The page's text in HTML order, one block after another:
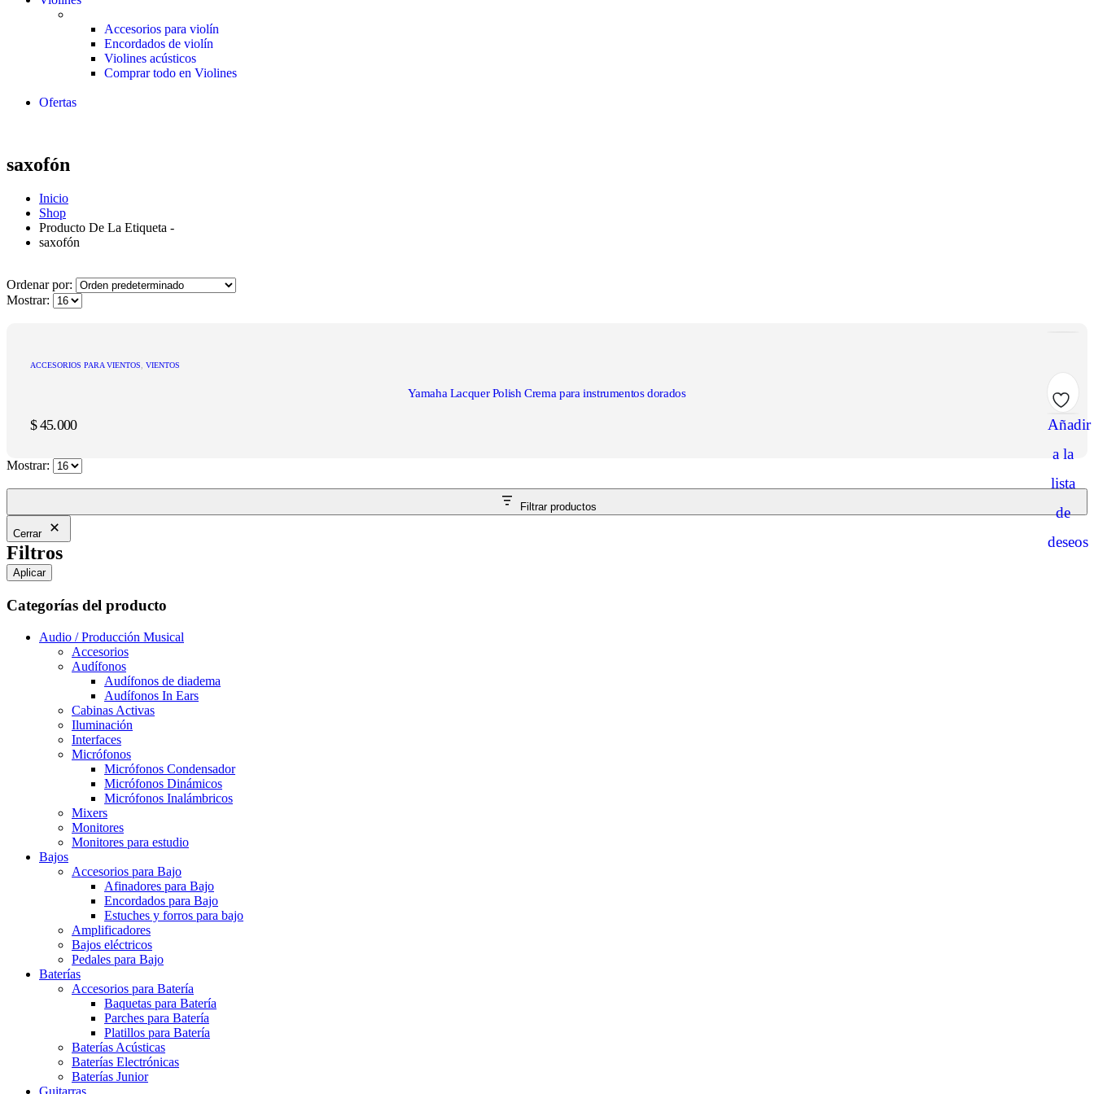
Accesorios para violín
Encordados de violín
Violines acústicos
Comprar todo en Violines
Ofertas
saxofón
Inicio
Shop
Producto De La Etiqueta -
saxofón
Ordenar por:
Mostrar:
Añadir
a la
lista
de
deseos
ACCESORIOS PARA VIENTOS, VIENTOS
Yamaha Lacquer Polish Crema para instrumentos dorados
$45.000
Mostrar:
Filtrar productos
Cerrar
Filtros
Aplicar
Categorías del producto
Audio / Producción Musical
Accesorios
Audífonos
Audífonos de diadema
Audífonos In Ears
Cabinas Activas
Iluminación
Interfaces
Micrófonos
Micrófonos Condensador
Micrófonos Dinámicos
Micrófonos Inalámbricos
Mixers
Monitores
Monitores para estudio
Bajos
Accesorios para Bajo
Afinadores para Bajo
Encordados para Bajo
Estuches y forros para bajo
Amplificadores
Bajos eléctricos
Pedales para Bajo
Baterías
Accesorios para Batería
Baquetas para Batería
Parches para Batería
Platillos para Batería
Baterías Acústicas
Baterías Electrónicas
Baterías Junior
Guitarras